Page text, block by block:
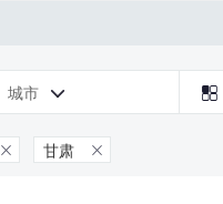
城市  
 甘肃 